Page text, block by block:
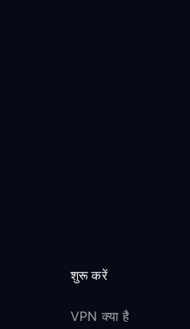
शुरू करें
VPN क्या है